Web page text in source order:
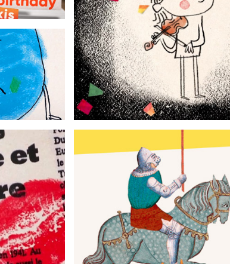
Au fil de la vie
Film muséographique
Tram Tranches de vie au Moyen Âge
Serious game